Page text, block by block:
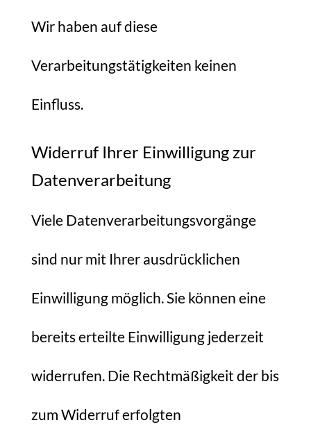
Wir haben auf diese
Verarbeitungstätigkeiten keinen
Einfluss.
Widerruf Ihrer Einwilligung zur
Datenverarbeitung
Viele Datenverarbeitungsvorgänge
sind nur mit Ihrer ausdrücklichen
Einwilligung möglich. Sie können eine
bereits erteilte Einwilligung jederzeit
widerrufen. Die Rechtmäßigkeit der bis
zum Widerruf erfolgten